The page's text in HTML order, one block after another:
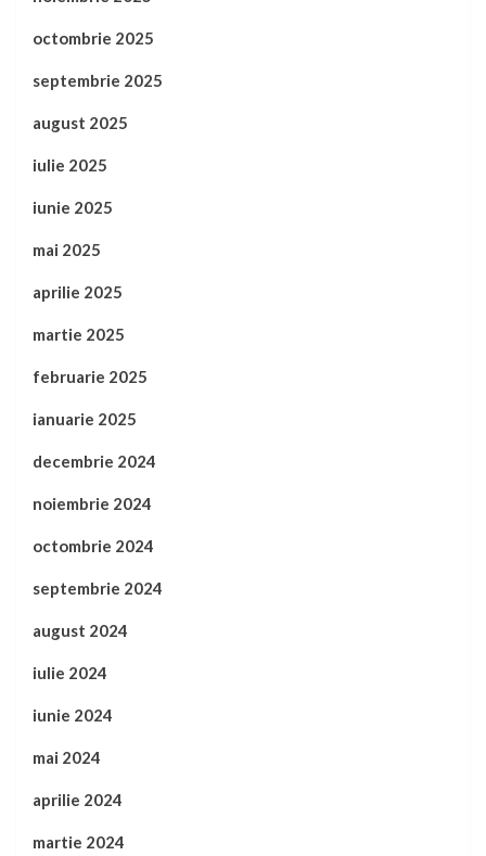
octombrie 2025
septembrie 2025
august 2025
iulie 2025
iunie 2025
mai 2025
aprilie 2025
martie 2025
februarie 2025
ianuarie 2025
decembrie 2024
noiembrie 2024
octombrie 2024
septembrie 2024
august 2024
iulie 2024
iunie 2024
mai 2024
aprilie 2024
martie 2024